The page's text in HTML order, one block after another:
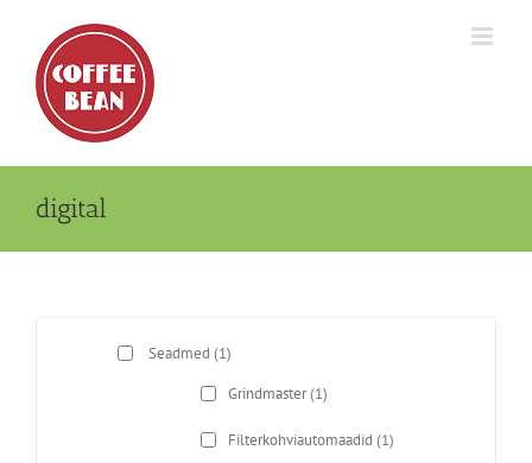
content
digital
Seadmed (1)
Grindmaster(1)
Filterkohviautomaadid (1)